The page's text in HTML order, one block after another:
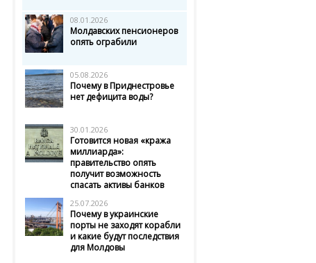
08.01.2026
Молдавских пенсионеров
опять ограбили
05.08.2026
Почему в Приднестровье
нет дефицита воды?
30.01.2026
Готовится новая «кража
миллиарда»:
правительство опять
получит возможность
спасать активы банков
25.07.2026
Почему в украинские
порты не заходят корабли
и какие будут последствия
для Молдовы